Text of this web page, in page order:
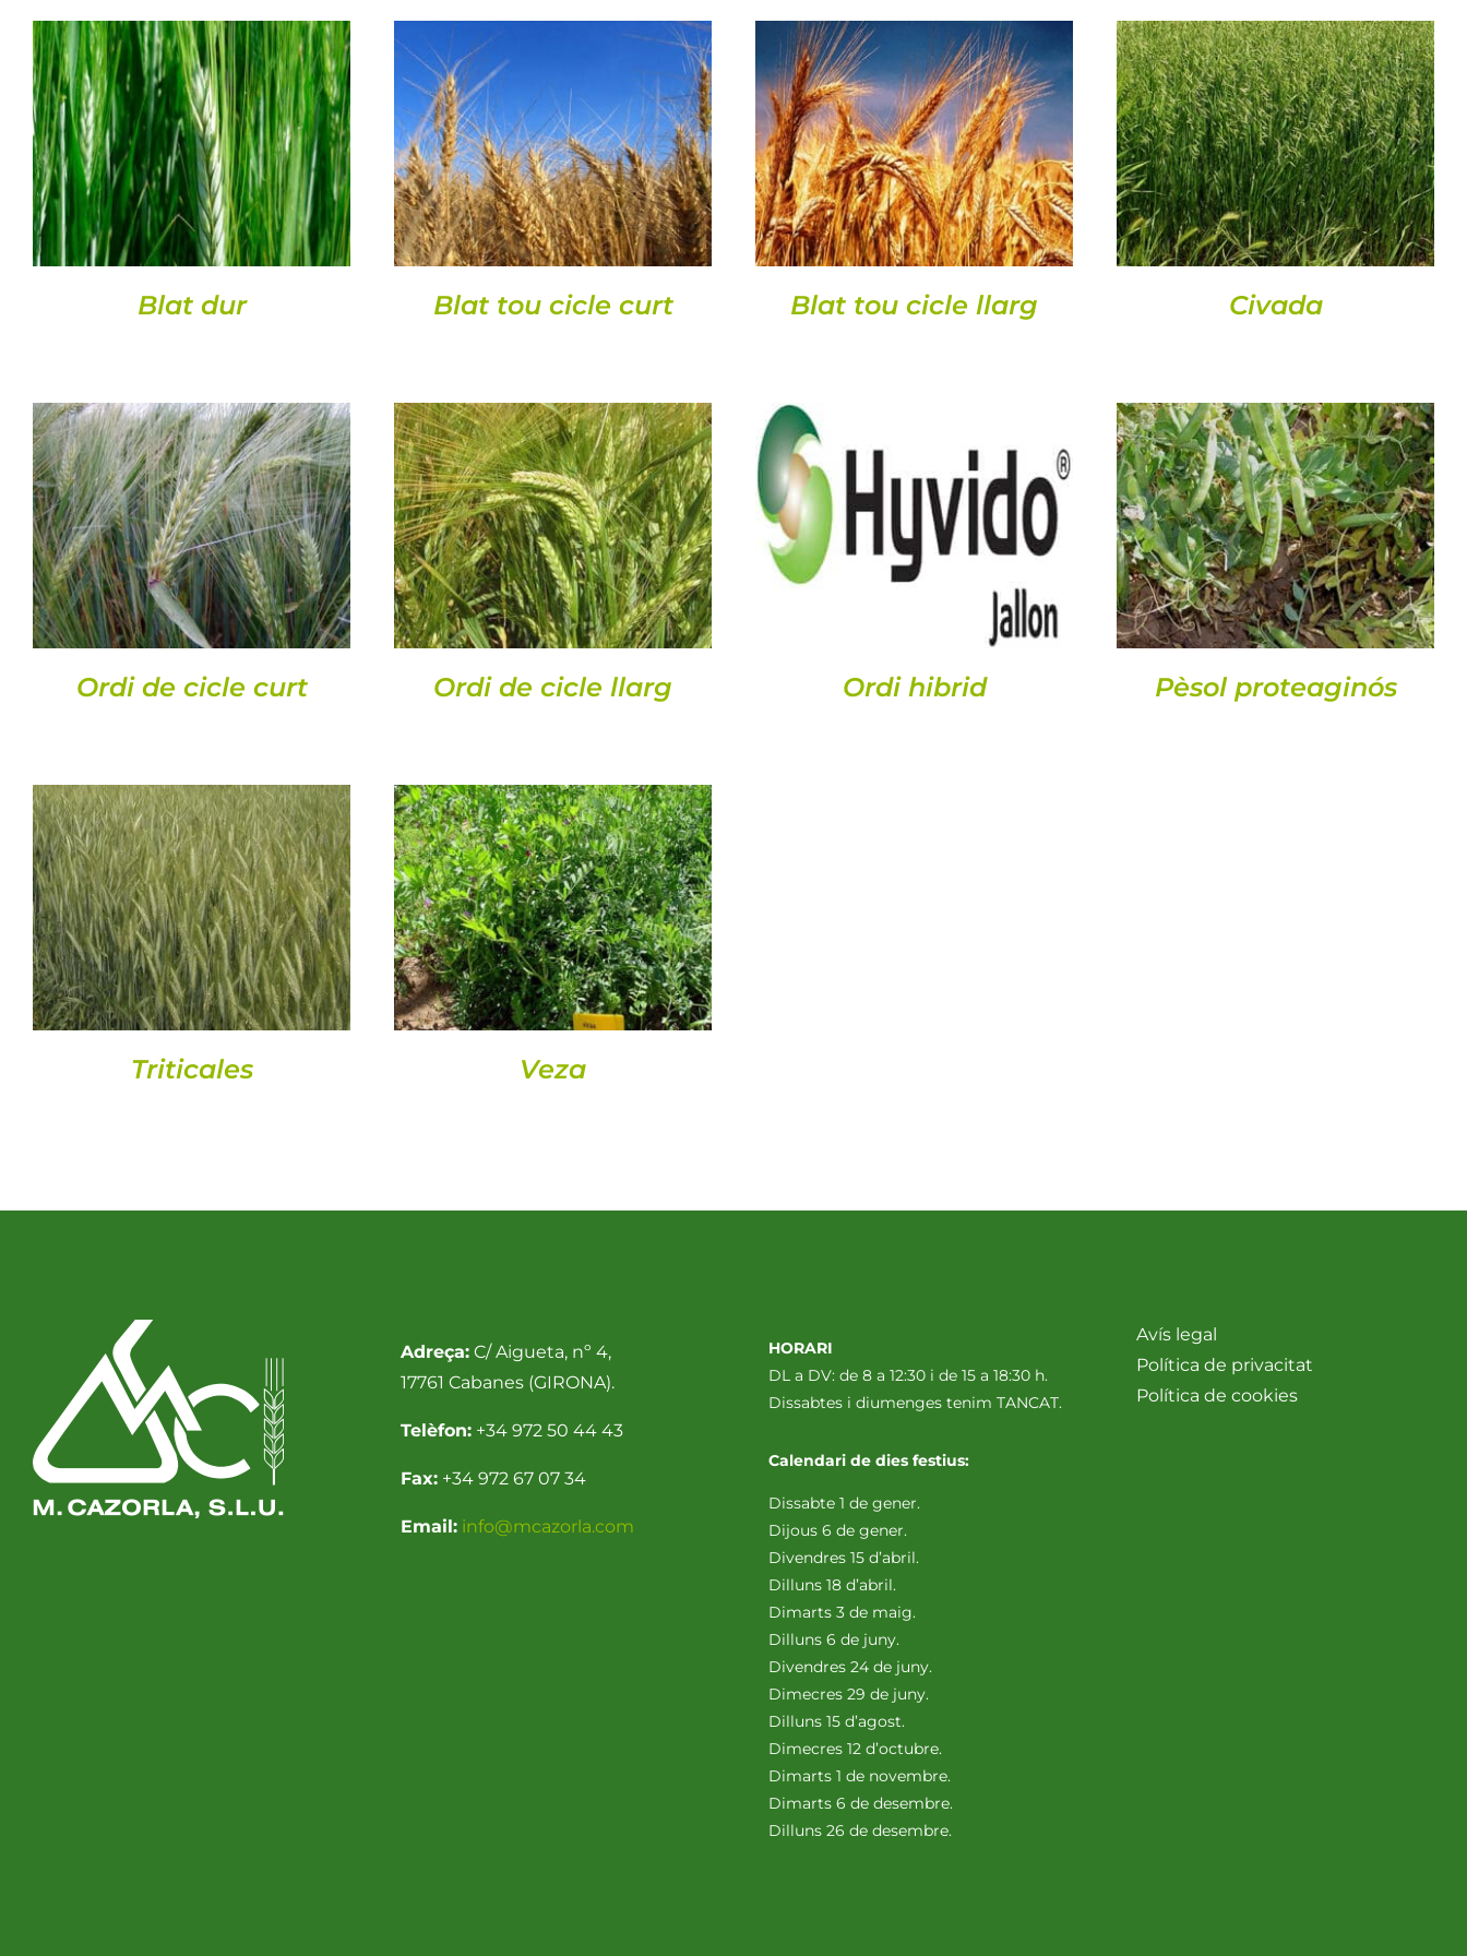
DETALLS
Blat dur
DETALLS
Blat tou cicle curt
DETALLS
Blat tou cicle llarg
DETALLS
Civada
DETALLS
Ordi de cicle curt
DETALLS
Ordi de cicle llarg
DETALLS
Ordi hibrid
DETALLS
Pèsol proteaginós
DETALLS
Triticales
DETALLS
Veza
Adreça:C/ Aigueta, nº 4,
17761 Cabanes (GIRONA).
Telèfon:+34 972 50 44 43
Fax:+34 972 67 07 34
Email: info@mcazorla.com
HORARI
DL a DV: de 8 a 12:30 i de 15 a 18:30 h.
Dissabtes i diumenges tenim TANCAT.
Calendari de dies festius:
Dissabte 1 de gener.
Dijous 6 de gener.
Divendres 15 d’abril.
Dilluns 18 d’abril.
Dimarts 3 de maig.
Dilluns 6 de juny.
Divendres 24 de juny.
Dimecres 29 de juny.
Dilluns 15 d’agost.
Dimecres 12 d’octubre.
Dimarts 1 de novembre.
Dimarts 6 de desembre.
Dilluns 26 de desembre.
Avís legal
Política de privacitat
Política de cookies